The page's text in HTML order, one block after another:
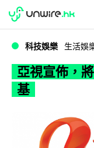
亞視宣
WWDC 2026
科技娛樂 生活娛
亞視宣佈，
基